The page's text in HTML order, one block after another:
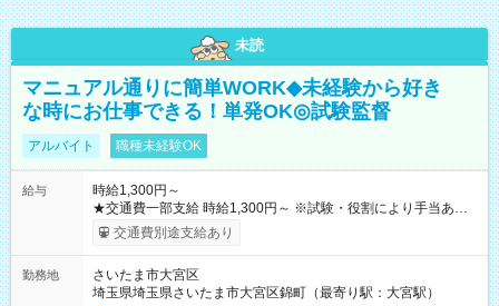
未読
マニュアル通りに簡単WORK◆未経験から好き
な時にお仕事できる！単発OK◎試験監督
アルバイト 職種未経験OK
給与
時給1,300円～
★交通費一部支給 時給1,300円～ ※試験・役割により手当あり
※勤務回数により昇給あり 【即給（前払い）オプションあ
り！】 希望される場合、勤務から1週間ほどで給与の一部を受け
例】 ・河合塾模擬試験 8:30～17:30（休憩1時間） 時給1,300円
×8時間＝日収10,400円＋交通費 ※当日の役割により時給＋100
交通費別途支給あり
勤務地
さいたま市大宮区
埼玉県埼玉県さいたま市大宮区錦町（最寄り駅：大宮駅）